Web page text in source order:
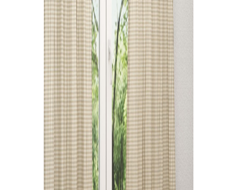
Kissen
Tischdecke
Fensterbilder
Gardinenstange
Stoffe
Panneaux